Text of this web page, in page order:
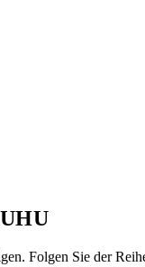
Folgen Sie der